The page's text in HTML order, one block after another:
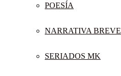
POESÍA
NARRATIVA BREVE
SERIADOS MK